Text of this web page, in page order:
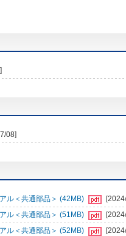
08]
ル＜共通部品＞ (42MB)
ル＜共通部品＞ (51MB)
ル＜共通部品＞ (52MB)